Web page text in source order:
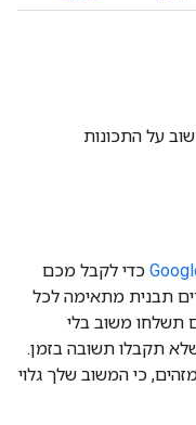
התכונות
כדי לקבל מכם
תבנית מתאימה לכל
משוב בלי
תקבלו תשובה בזמן.
כי המשוב שלך גלוי